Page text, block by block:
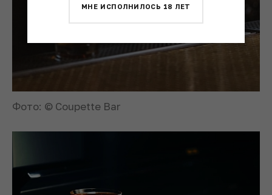
Фото: © Coupette Bar
МНЕ ИСПОЛНИЛОСЬ 18 ЛЕТ